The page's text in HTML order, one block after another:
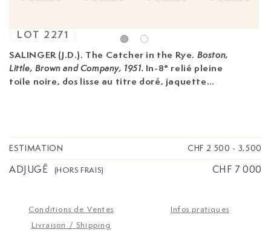
SALINGER (J.D.). The Catcher in the Rye. Boston,
Little, Brown and Company, 1951. In-8° relié pleine
toile noire, dos lisse au titre doré, jaquette
illustrée en premier tirage non coupée.Roman
intemporel de Salinger, il met en scène l'un des
personnages les plus marquants du XXe siècle,
adolescent désabusé quitte son école pour errer
à New York, en proie au malaise face à
l’hypocrisie du monde. Figure de l’aliénation et
LOT 2271
ESTIMATION CHF 2 500 - 3,500
ADJUGÉ (HORS FRAIS) CHF 7 000
Conditions de Ventes
Infos pratiques
Livraison / Shipping